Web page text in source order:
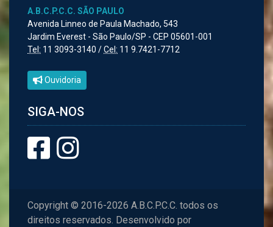
A.B.C.P.C.C. SÃO PAULO
Avenida Linneo de Paula Machado, 543
Jardim Everest - São Paulo/SP - CEP 05601-001
Tel: 11 3093-3140 /Cel: 11 9.7421-7712
Ouvidoria
SIGA-NOS
Copyright © 2016-2026 A.B.C.P.C.C. todos os
direitos reservados. Desenvolvido por